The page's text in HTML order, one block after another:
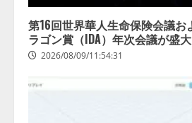
第16回世界華人生命保険会議お
ラゴン賞（IDA）年次会議が盛
2026/08/09/11:54:31